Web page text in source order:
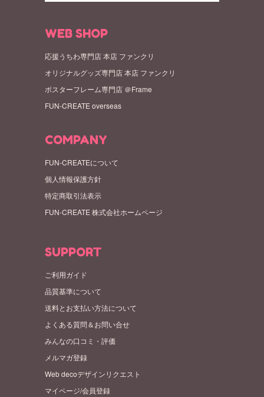
WEB SHOP
応援うちわ専門店 本店 ファンクリ
オリジナルグッズ専門店 本店 ファンクリ
ポスターフレーム専門店 ＠Frame
FUN-CREATE overseas
COMPANY
FUN-CREATEについて
個人情報保護方針
特定商取引法表示
FUN-CREATE 株式会社ホームページ
SUPPORT
ご利用ガイド
品質基準について
送料とお支払い方法について
よくある質問＆お問い合せ
みんなの口コミ・評価
メルマガ登録
Web decoデザインリクエスト
マイページ/会員登録